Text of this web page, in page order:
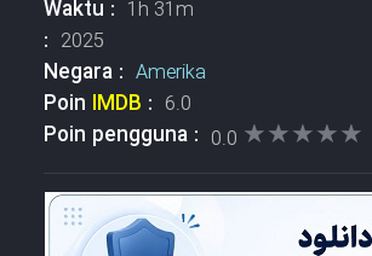
Waktu : 1h 31m
: 2025
Negara : Amerika
Poin IMDB : 6.0
Poin pengguna : 0.0 ★★★★★
★★★★★